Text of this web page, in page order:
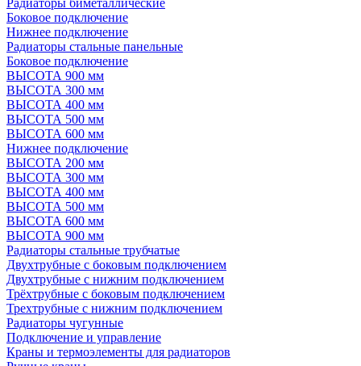
Боковое подключение
Нижнее подключение
Радиаторы стальные панельные
Боковое подключение
ВЫСОТА 900 мм
ВЫСОТА 300 мм
ВЫСОТА 400 мм
ВЫСОТА 500 мм
ВЫСОТА 600 мм
Нижнее подключение
ВЫСОТА 200 мм
ВЫСОТА 300 мм
ВЫСОТА 400 мм
ВЫСОТА 500 мм
ВЫСОТА 600 мм
ВЫСОТА 900 мм
Радиаторы стальные трубчатые
Двухтрубные с боковым подключением
Двухтрубные с нижним подключением
Трёхтрубные с боковым подключением
Трехтрубные с нижним подключением
Радиаторы чугунные
Подключение и управление
Краны и термоэлементы для радиаторов